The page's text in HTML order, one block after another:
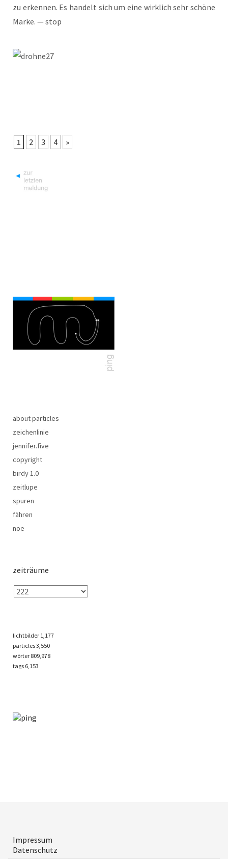
zu erken­nen. Es han­delt sich um eine wirk­lich sehr schö­ne
Mar­ke. — stop
1 2 3 4 »
about particles
zeichenlinie
jennifer.five
copyright
birdy 1.0
zeitlupe
spuren
fähren
noe
zeiträume
lichtbilder 1,177
particles3,550
wörter 809,978
tags 6,153
Impressum
Datenschutz